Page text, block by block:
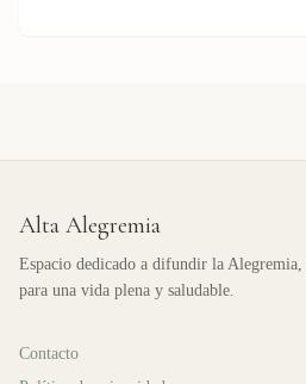
Alta Alegremia
Espacio dedicado a difundir la
para una vida plena y saludable.
Contacto